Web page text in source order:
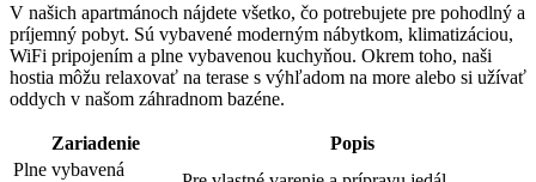
V našich apartmánoch nájdete všetko, čo potrebujete pre pohodlný a
príjemný pobyt. Sú vybavené moderným nábytkom, klimatizáciou,
WiFi pripojením a plne vybavenou kuchyňou. Okrem toho, naši
hostia môžu relaxovať na terase s výhľadom na more alebo si užívať
oddych v našom záhradnom bazéne.
Zariadenie
Popis
Plne vybavená